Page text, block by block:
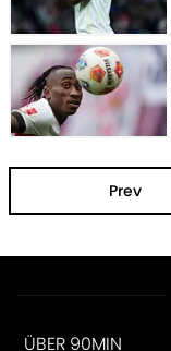
Prev
ÜBER 90MIN